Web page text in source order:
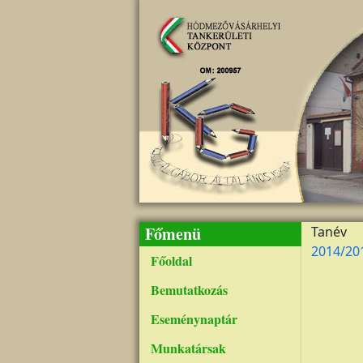
Főmenü
Főoldal
Bemutatkozás
Eseménynaptár
Munkatársak
Tanév
2014/